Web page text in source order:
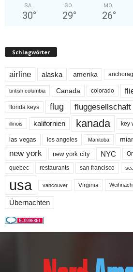
SA.
30°
SO.
29°
MO.
26°
Schlagwörter
airline alaska amerika
british columbia Canada colorado
florida keys flug fluggesellschaft
illinois kalifornien kanada key
las vegas los angeles Manitoba
new york new york city NYC
quebec restaurants san francisco
usa vancouver Virginia
Übernachten